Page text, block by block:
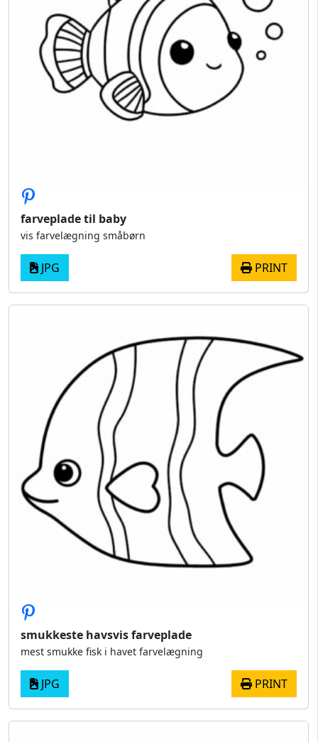
farveplade til baby
vis farvelægning småbørn
JPG PRINT
smukkeste havsvis farveplade
mest smukke fisk i havet farvelægning
JPG PRINT